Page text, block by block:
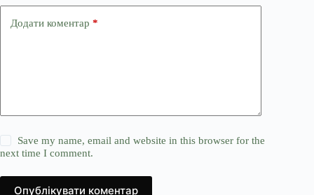
Додати коментар *
Save my name, email and website in this browser for the
next time I comment.
Опублікувати коментар